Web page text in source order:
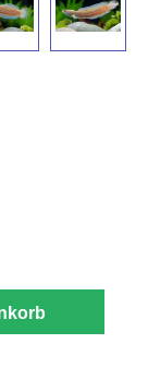
Sternen